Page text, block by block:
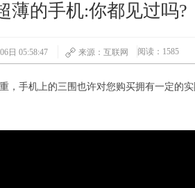
薄的手机:你都见过吗?
日 05:58:47 来源：互联网 阅读：1585
，手机上的三围也许对您购买拥有一定的